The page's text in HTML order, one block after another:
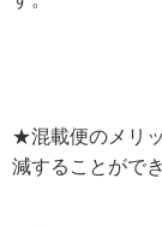
★混載便のメリ
減することがで